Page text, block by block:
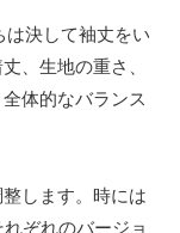
は決して袖丈をい
、生地の重さ、
体的なバランス
します。時には
ぞれのバージョ